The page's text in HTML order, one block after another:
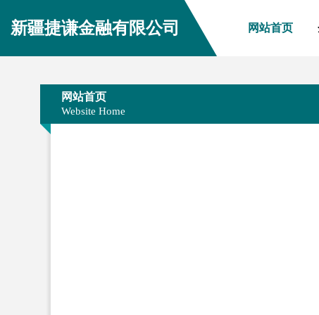
新疆捷谦金融有限公司 网站首页
网站首页
Website Home